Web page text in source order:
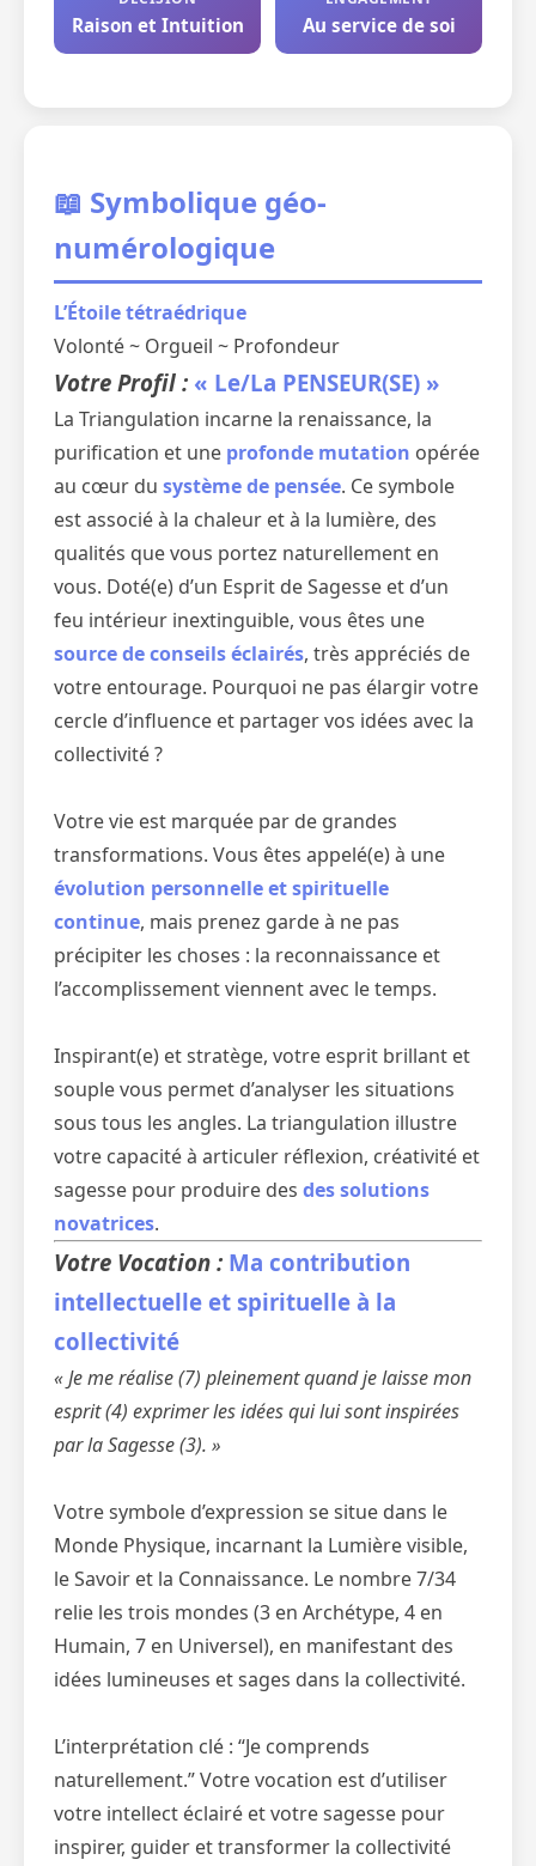
Raison et Intuition Au service de soi
📖 Symbolique géo-
numérologique
L’Étoile tétraédrique
Volonté ~ Orgueil ~ Profondeur
Votre Profil : « Le/La PENSEUR(SE) »
La Triangulation incarne la renaissance, la
purification et une profonde mutation opérée
au cœur du système de pensée. Ce symbole
est associé à la chaleur et à la lumière, des
qualités que vous portez naturellement en
vous. Doté(e) d’un Esprit de Sagesse et d’un
feu intérieur inextinguible, vous êtes une
source de conseils éclairés, très appréciés de
votre entourage. Pourquoi ne pas élargir votre
cercle d’influence et partager vos idées avec la
collectivité ?
Votre vie est marquée par de grandes
transformations. Vous êtes appelé(e) à une
évolution personnelle et spirituelle
continue, mais prenez garde à ne pas
précipiter les choses : la reconnaissance et
l’accomplissement viennent avec le temps.
Inspirant(e) et stratège, votre esprit brillant et
souple vous permet d’analyser les situations
sous tous les angles. La triangulation illustre
votre capacité à articuler réflexion, créativité et
sagesse pour produire des des solutions
novatrices.
Votre Vocation : Ma contribution
intellectuelle et spirituelle à la
collectivité
« Je me réalise (7) pleinement quand je laisse mon
esprit (4) exprimer les idées qui lui sont inspirées
par la Sagesse (3). »
Votre symbole d’expression se situe dans le
Monde Physique, incarnant la Lumière visible,
le Savoir et la Connaissance. Le nombre 7/34
relie les trois mondes (3 en Archétype, 4 en
Humain, 7 en Universel), en manifestant des
idées lumineuses et sages dans la collectivité.
L’interprétation clé : “Je comprends
naturellement.” Votre vocation est d’utiliser
votre intellect éclairé et votre sagesse pour
inspirer, guider et transformer la collectivité